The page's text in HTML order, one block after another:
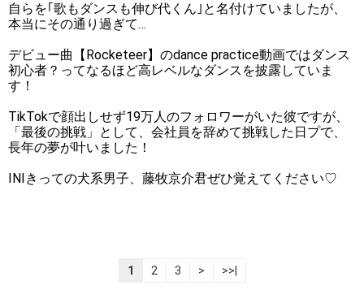
自らを｢歌もダンスも伸び代くん｣と名付けていましたが、
本当にその通り過ぎて…
デビュー曲【Rocketeer】のdance practice動画ではダンス
初心者？ってなるほど高レベルなダンスを披露していま
す！
TikTokで顔出しせず19万人のフォロワーがいた彼ですが、
「最後の挑戦」として、会社員を辞めて挑戦した日プで、
長年の夢が叶いました！
INIきっての犬系男子、藤牧京介君ぜひ覚えてください♡
1 2 3 > >>|